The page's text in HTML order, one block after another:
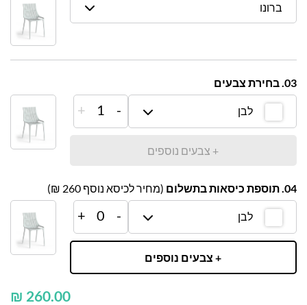
ברונו
03. בחירת צבעים
לבן -
1
+
+ צבעים נוספים
04. תוספת כיסאות בתשלום (מחיר לכיסא נוסף 260
₪)
לבן -
0
+
+ צבעים נוספים
₪